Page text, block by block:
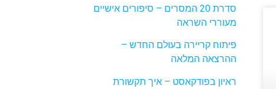
סדרת 20 המסרים – סיפורים אישיים
מעוררי השראה
פיתוח קריירה בעולם החדש –
ההרצאה המלאה
ראיון בפודקאסט – איך תקשורת